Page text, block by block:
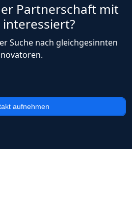
Partnerschaft mit
interessiert?
Suche nach gleichgesinnten
aufnehmen